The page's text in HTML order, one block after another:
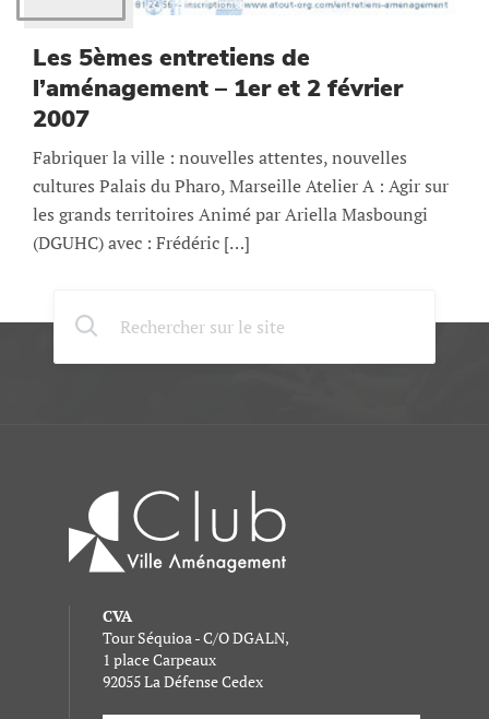
Les 5èmes entretiens de
l’aménagement – 1er et 2 février
2007
Fabriquer la ville : nouvelles attentes, nouvelles
cultures Palais du Pharo, Marseille Atelier A : Agir sur
les grands territoires Animé par Ariella Masboungi
(DGUHC) avec : Frédéric […]
CVA
Tour Séquioa - C/O DGALN,
1 place Carpeaux
92055 La Défense Cedex